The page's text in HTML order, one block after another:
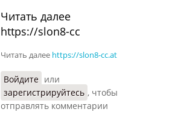
Читать далее
https://slon8-cc
Читать далее https://slon8-cc.at
Войдите или
зарегистрируйтесь , чтобы
отправлять комментарии